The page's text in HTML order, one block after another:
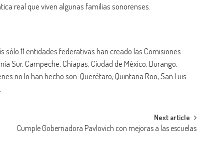
real que viven algunas familias sonorenses.
11 entidades federativas han creado las Comisiones
Sur, Campeche, Chiapas, Ciudad de México, Durango,
no lo han hecho son: Querétaro, Quintana Roo, San Luis
Next article
Cumple Gobernadora Pavlovich con mejoras a las escuelas